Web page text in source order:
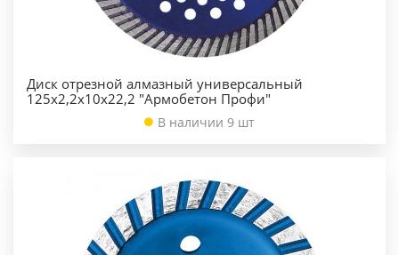
Диск отрезной алмазный универсальный
125х2,2х10х22,2 "Армобетон Профи"
В наличии 9 шт